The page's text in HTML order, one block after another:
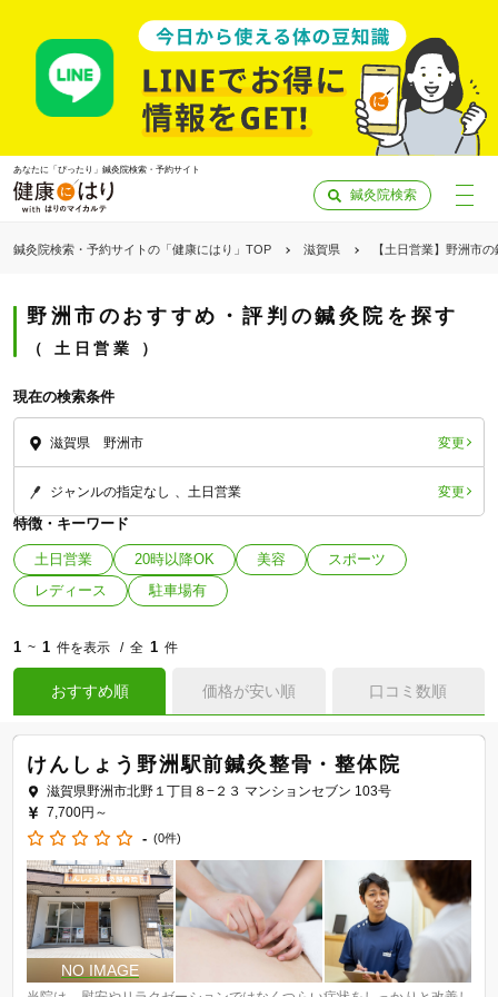
あなたに「ぴったり」鍼灸院検索・予約サイト
鍼灸院検索
鍼灸院検索・予約サイトの「健康にはり」TOP 滋賀県 【土日営業】野洲市
野洲市のおすすめ・評判の鍼灸院を探す
土日営業
現在の検索条件
滋賀県 野洲市 変更
ジャンルの指定なし 土日営業 変更
特徴・キーワード
土日営業 20時以降OK 美容
スポーツ
レディース
駐車場有
1 ~ 1 件を表示 全 1 件
おすすめ順 価格が安い順 口コミ数順
けんしょう野洲駅前鍼灸整骨・整体院
滋賀県野洲市北野１丁目８−２３ マンションセブン 103号
7,700円～
- (0件)
「健康にはりを見た」